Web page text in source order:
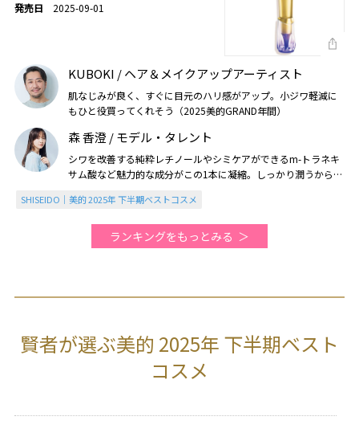
2025-09-01
KUBOKI / ヘア＆メイクアップアーティスト
肌なじみが良く、すぐに目元のハリ感がアップ。小ジワ軽減に
もひと役買ってくれそう（2025美的GRAND年間）
森 香澄 / モデル・タレント
シワを改善する純粋レチノールやシミケアができるm-トラネキ
サム酸など魅力的な成分がこの1本に凝縮。しっかり潤うからデ
SHISEIDO｜美的 2025年 下半期ベストコスメ
ランキングをもっとみる
賢者が選ぶ美的 2025年 下半期ベスト
コスメ